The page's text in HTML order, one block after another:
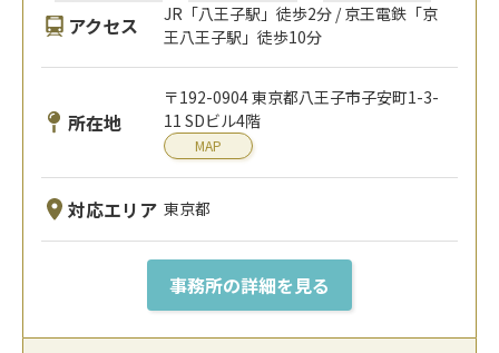
アクセス
JR「八王子駅」徒歩2分 / 京王電鉄「京
王八王子駅」徒歩10分
所在地
〒192-0904 東京都八王子市子安町1-3-
11 SDビル4階
MAP
対応エリア 東京都
事務所の詳細を見る